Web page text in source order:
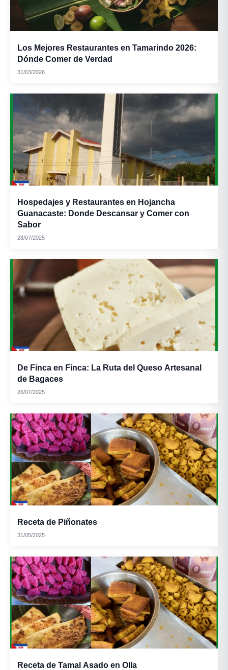
Los Mejores Restaurantes en Tamarindo 2026:
Dónde Comer de Verdad
31/03/2026
Hospedajes y Restaurantes en Hojancha
Guanacaste: Donde Descansar y Comer con
Sabor
28/07/2025
De Finca en Finca: La Ruta del Queso Artesanal
de Bagaces
26/07/2025
Receta de Piñonates
31/05/2025
Receta de Tamal Asado en Olla